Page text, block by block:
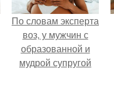
По словам эксперта
воз, у мужчин с
образованной и
мудрой супругой